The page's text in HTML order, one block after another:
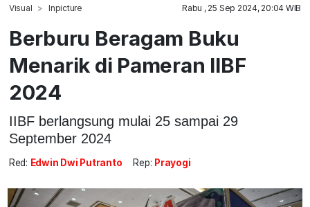
Visual Inpicture Rabu , 25 Sep 2024, 20:04 WIB
Berburu Beragam Buku
Menarik di Pameran IIBF
2024
IIBF berlangsung mulai 25 sampai 29
September 2024
Red: Edwin Dwi Putranto Rep: Prayogi